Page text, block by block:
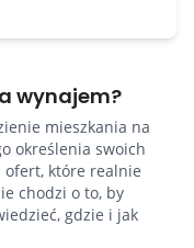
wynajem?
mieszkania na
określenia swoich
które realnie
chodzi o to, by
gdzie i jak